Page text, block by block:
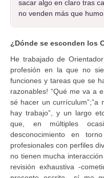
sacar algo en claro tras
no venden más que
¿Dónde se esconden los
He trabajado de
profesión en la que no
funciones y tareas que se
razonables! “Qué me va a
sé hacer un
hay trabajo”, y un largo
que, en múltiples
desconocimiento en
profesionales con perfiles
no tienen mucha
revisión exhaustiva -